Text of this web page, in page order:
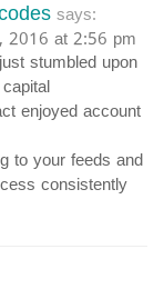
says:
2016 at 2:56 pm
stumbled upon
enjoyed account
to your feeds and
consistently